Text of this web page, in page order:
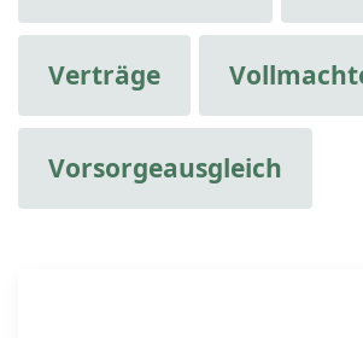
Verträge
Vorsorgeausgleich